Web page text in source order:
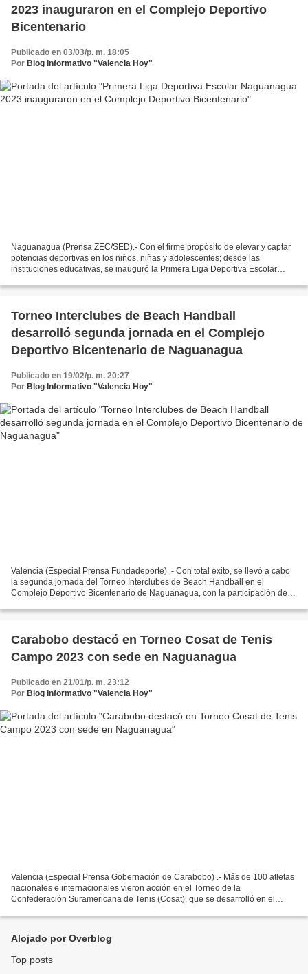
2023 inauguraron en el Complejo Deportivo
Bicentenario
Publicado en 03/03/p. m. 18:05
Por Blog Informativo "Valencia Hoy"
Naguanagua (Prensa ZEC/SED).- Con el firme propósito de elevar y captar
potencias deportivas en los niños, niñas y adolescentes; desde las
instituciones educativas, se inauguró la Primera Liga Deportiva Escolar
Torneo Interclubes de Beach Handball
desarrolló segunda jornada en el Complejo
Deportivo Bicentenario de Naguanagua
Publicado en 19/02/p. m. 20:27
Por Blog Informativo "Valencia Hoy"
Valencia (Especial Prensa Fundadeporte) .- Con total éxito, se llevó a cabo
la segunda jornada del Torneo Interclubes de Beach Handball en el
Complejo Deportivo Bicentenario de Naguanagua, con la participación de
Carabobo destacó en Torneo Cosat de Tenis
Campo 2023 con sede en Naguanagua
Publicado en 21/01/p. m. 23:12
Por Blog Informativo "Valencia Hoy"
Valencia (Especial Prensa Gobernación de Carabobo) .- Más de 100 atletas
nacionales e internacionales vieron acción en el Torneo de la
Confederación Suramericana de Tenis (Cosat), que se desarrolló en el
Alojado por Overblog
Top posts